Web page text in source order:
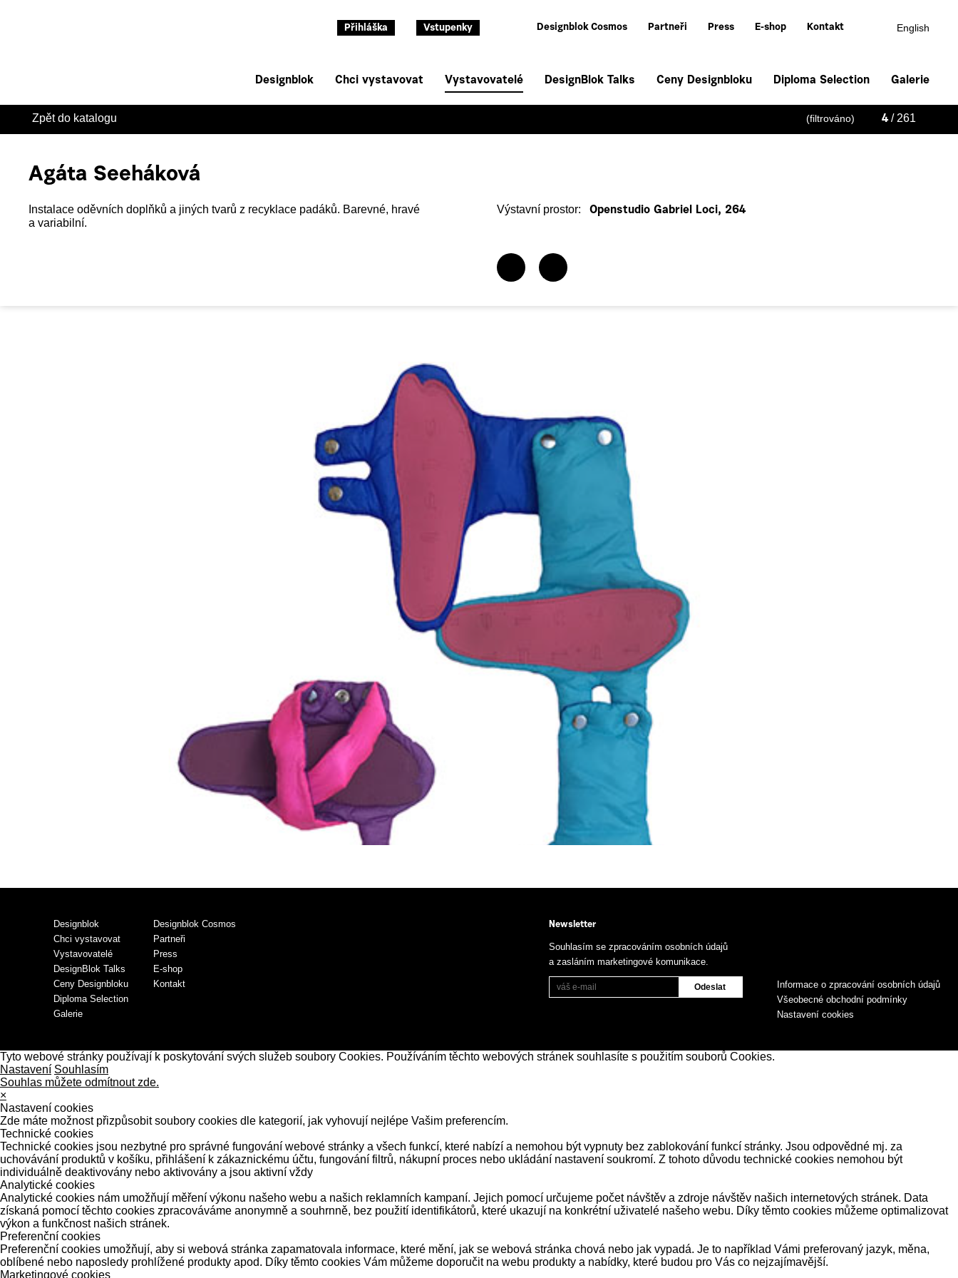
Přihláška Vstupenky Designblok Cosmos Partneři Press E-shop Kontakt English
Designblok Chci vystavovat Vystavovatelé DesignBlok Talks Ceny Designbloku Diploma Selection Galerie
Zpět do katalogu (filtrováno) 4/ 261
Agáta Seeháková
Instalace oděvních doplňků a jiných tvarů z recyklace padáků. Barevné, hravé
a variabilní.
Výstavní prostor: Openstudio Gabriel Loci, 264
Designblok
Chci vystavovat
Vystavovatelé
DesignBlok Talks
Ceny Designbloku
Diploma Selection
Galerie
Designblok Cosmos
Partneři
Press
E-shop
Kontakt
Informace o zpracování osobních údajů
Všeobecné obchodní podmínky
Nastavení cookies
Newsletter
Souhlasím se zpracováním osobních údajů
a zasláním marketingové komunikace.
Tyto webové stránky používají k poskytování svých služeb soubory Cookies. Používáním těchto webových stránek souhlasíte s použitím souborů Cookies.
Nastavení Souhlasím
Souhlas můžete odmítnout zde.
×
Nastavení cookies
Zde máte možnost přizpůsobit soubory cookies dle kategorií, jak vyhovují nejlépe Vašim preferencím.
Technické cookies
Technické cookies jsou nezbytné pro správné fungování webové stránky a všech funkcí, které nabízí a nemohou být vypnuty bez zablokování funkcí stránky. Jsou odpovědné mj. za
uchovávání produktů v košíku, přihlášení k zákaznickému účtu, fungování filtrů, nákupní proces nebo ukládání nastavení soukromí. Z tohoto důvodu technické cookies nemohou být
individuálně deaktivovány nebo aktivovány a jsou aktivní vždy
Analytické cookies
Analytické cookies nám umožňují měření výkonu našeho webu a našich reklamních kampaní. Jejich pomocí určujeme počet návštěv a zdroje návštěv našich internetových stránek. Data
získaná pomocí těchto cookies zpracováváme anonymně a souhrnně, bez použití identifikátorů, které ukazují na konkrétní uživatelé našeho webu. Díky těmto cookies můžeme optimalizovat
výkon a funkčnost našich stránek.
Preferenční cookies
Preferenční cookies umožňují, aby si webová stránka zapamatovala informace, které mění, jak se webová stránka chová nebo jak vypadá. Je to například Vámi preferovaný jazyk, měna,
oblíbené nebo naposledy prohlížené produkty apod. Díky těmto cookies Vám můžeme doporučit na webu produkty a nabídky, které budou pro Vás co nejzajímavější.
Marketingové cookies